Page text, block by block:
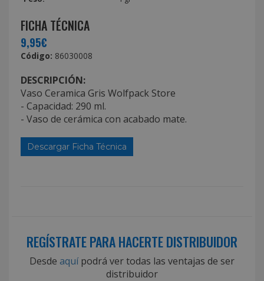
FICHA TÉCNICA
9,95€
Código: 86030008
DESCRIPCIÓN:
Vaso Ceramica Gris Wolfpack Store
- Capacidad: 290 ml.
- Vaso de cerámica con acabado mate.
Descargar Ficha Técnica
REGÍSTRATE PARA HACERTE DISTRIBUIDOR
Desde aquípodrá ver todas las ventajas de ser
distribuidor